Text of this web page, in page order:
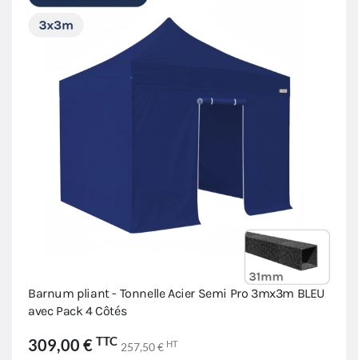
Barnum pliant - Tonnelle Acier Semi Pro 3mx3m BLEU
avec Pack 4 Côtés
309,00 € TTC 257,50 € HT